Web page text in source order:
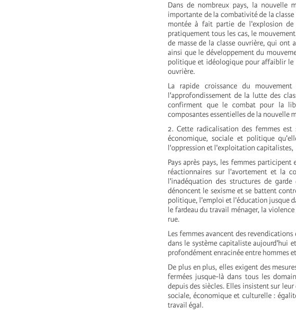
Dans de nombreux pays, la nouvelle
importante de la combativité de la
montée à fait partie de l'explosion
pratiquement tous les cas, le
de masse de la classe ouvrière, qui ont
ainsi que le développement du
politique et idéologique pour affaiblir le
ouvrière.
La rapide croissance du
l'approfondissement de la lutte des
confirment que le combat pour la
composantes essentielles de la nouvelle
2. Cette radicalisation des femmes
économique, sociale et politique
l'oppression et l'exploitation capitalistes,
Pays après pays, les femmes
réactionnaires sur l'avortement et la
l'inadéquation des structures de
dénoncent le sexisme et se battent
politique, l'emploi et l'éducation jusque
le fardeau du travail ménager, la
rue.
Les femmes avancent des
dans le système capitaliste aujourd'hui
profondément enracinée entre hommes
De plus en plus, elles exigent des
fermées jusque-là dans tous les
depuis des siècles. Elles insistent sur
sociale, économique et culturelle :
travail égal.